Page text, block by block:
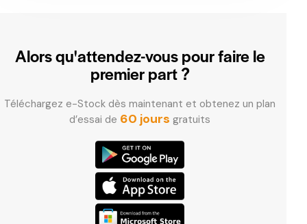
Alors qu'attendez-vouspour faire le
premier part ?
Téléchargez e-Stock dès maintenant et obtenez un plan
d’essai de 60 jours gratuits